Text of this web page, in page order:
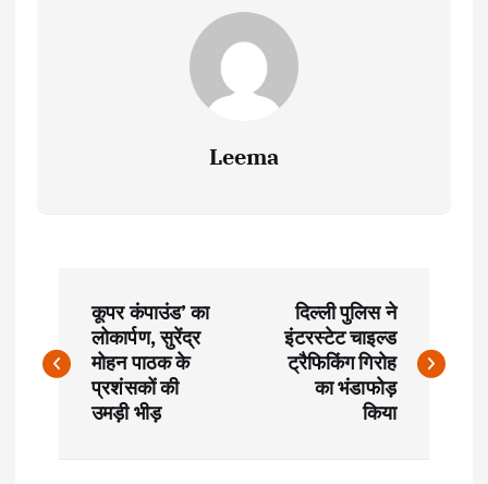
Leema
o
कूपर कंपाउंड’ का
लोकार्पण, सुरेंद्र
मोहन पाठक के
प्रशंसकों की
उमड़ी भीड़
दिल्ली पुलिस ने
इंटरस्टेट चाइल्ड
ट्रैफिकिंग गिरोह
का भंडाफोड़
किया